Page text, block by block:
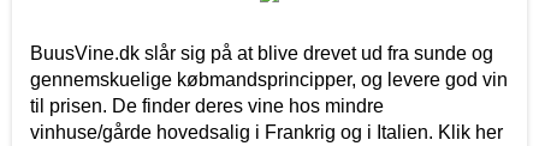
BuusVine.dk slår sig på at blive drevet ud fra sunde og
gennemskuelige købmandsprincipper, og levere god vin
til prisen. De finder deres vine hos mindre
vinhuse/gårde hovedsalig i Frankrig og i Italien. Klik her